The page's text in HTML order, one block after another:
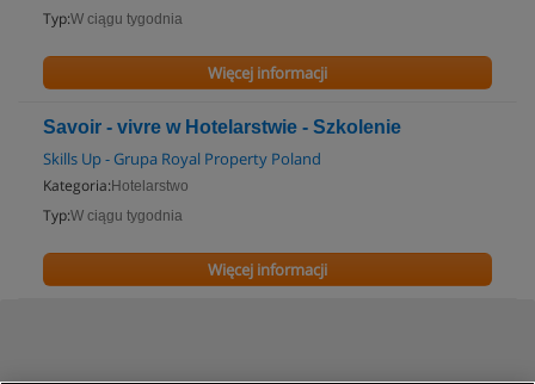
Typ:W ciągu tygodnia
Więcej informacji
Savoir - vivre w Hotelarstwie - Szkolenie
Skills Up - Grupa Royal Property Poland
Kategoria: Hotelarstwo
Typ:W ciągu tygodnia
Więcej informacji